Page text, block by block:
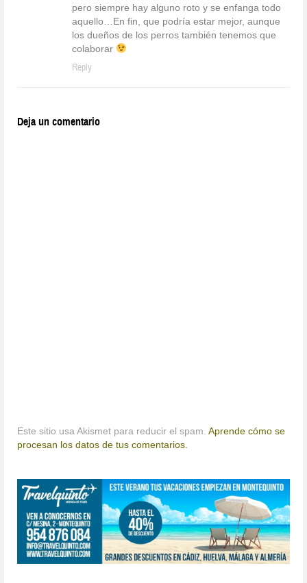
pero siempre hay alguno roto y se enfanga todo
aquello…En fin, que podría estar mejor, aunque
los dueños de los perros también tenemos que
colaborar
Reply
Deja un comentario
Este sitio usa Akismet para reducir el spam.Aprende cómo se
procesan los datos de tus comentarios.